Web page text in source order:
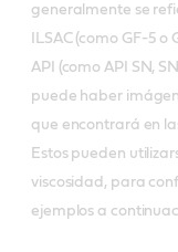
generalmente se
ILSAC (como GF-5
API (como API SN,
puede haber
que encontrará en
Estos pueden
viscosidad, para
ejemplos a